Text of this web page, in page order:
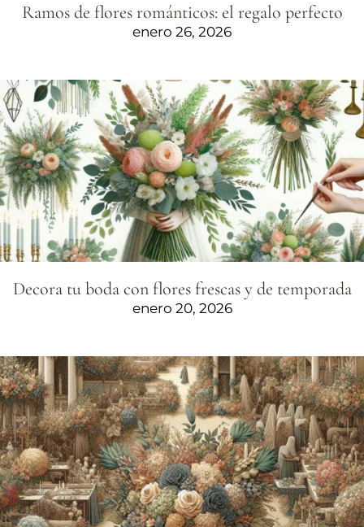
Ramos de flores románticos: el regalo perfecto
enero 26, 2026
Decora tu boda con flores frescas y de temporada
enero 20, 2026